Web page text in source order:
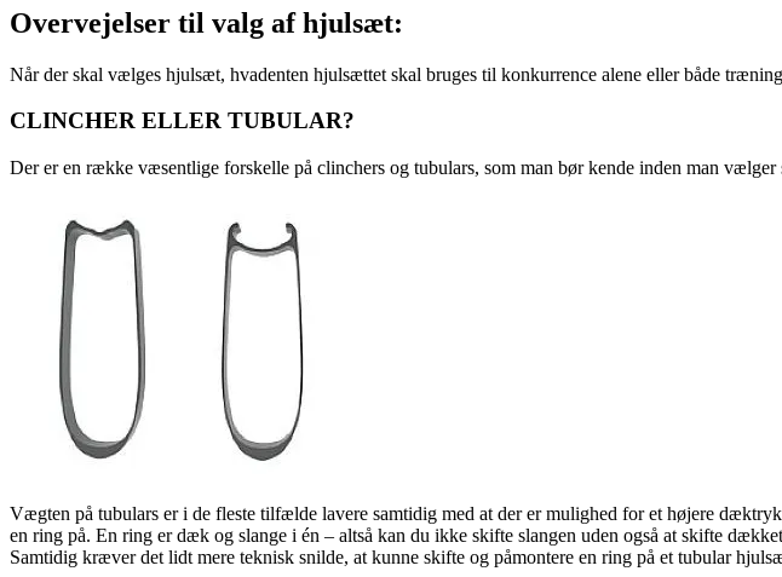
Overvejelser til valg af hjulsæt:
Når der skal vælges hjulsæt, hvadenten hjulsættet skal bruges til konkurrence alene eller både
CLINCHER ELLER TUBULAR?
Der er en række væsentlige forskelle på clinchers og tubulars, som man bør kende inden man
Vægten på tubulars er i de fleste tilfælde lavere samtidig med at der er mulighed for et højere
en ring på. En ring er dæk og slange i én – altså kan du ikke skifte slangen uden også at skifte
Samtidig kræver det lidt mere teknisk snilde, at kunne skifte og påmontere en ring på et tubular